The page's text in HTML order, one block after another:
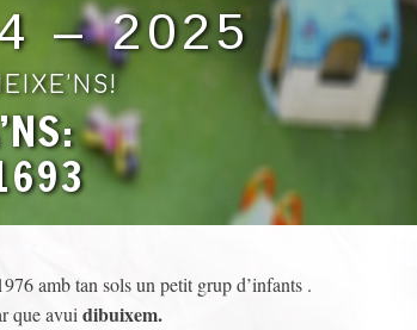
– 2025
amb tan sols un petit grup d’infants .
que avui dibuixem.